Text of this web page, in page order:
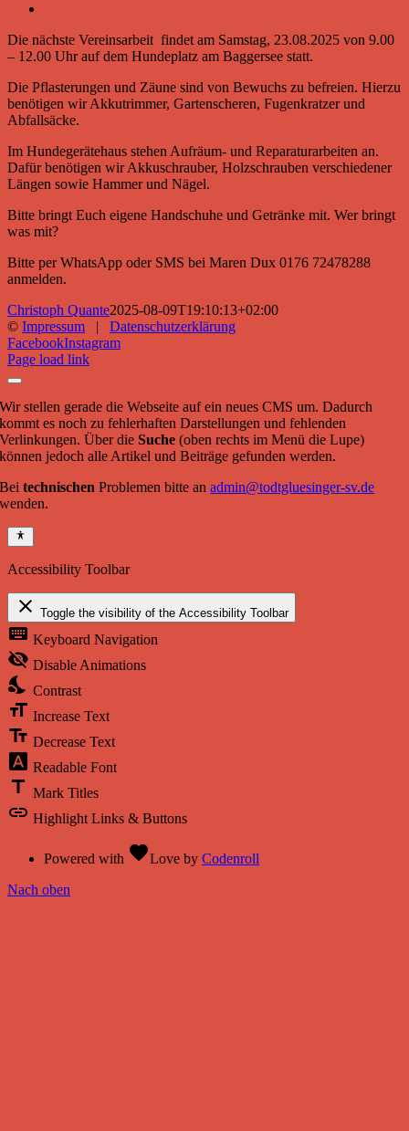
Die nächste Vereinsarbeit findet am Samstag, 23.08.2025 von 9.00
– 12.00 Uhr auf dem Hundeplatz am Baggersee statt.
Die Pflasterungen und Zäune sind von Bewuchs zu befreien. Hierzu
benötigen wir Akkutrimmer, Gartenscheren, Fugenkratzer und
Abfallsäcke.
Im Hundegerätehaus stehen Aufräum- und Reparaturarbeiten an.
Dafür benötigen wir Akkuschrauber, Holzschrauben verschiedener
Längen sowie Hammer und Nägel.
Bitte bringt Euch eigene Handschuhe und Getränke mit. Wer bringt
was mit?
Bitte per WhatsApp oder SMS bei Maren Dux 0176 72478288
anmelden.
Christoph Quante2025-08-09T19:10:13+02:00
© Impressum | Datenschutzerklärung
FacebookInstagram
Page load link
Wir stellen gerade die Webseite auf ein neues CMS um. Dadurch
kommt es noch zu fehlerhaften Darstellungen und fehlenden
Verlinkungen. Über dieSuche (oben rechts im Menü die Lupe)
können jedoch alle Artikel und Beiträge gefunden werden.
Beitechnischen Problemen bitte anadmin@todtgluesinger-sv.de
wenden.
Accessibility Toolbar
close Toggle the visibility of the Accessibility Toolbar
keyboard Keyboard Navigation
visibility_off Disable Animations
nights_stay Contrast
format_size Increase Text
text_fields Decrease Text
font_download Readable Font
title Mark Titles
link Highlight Links & Buttons
Powered with favoriteLove by Codenroll
Nach oben